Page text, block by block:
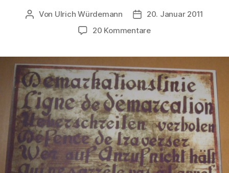
Beitragsautor
Von Ulrich Würdemann Beitragsdatum
20. Januar 2011
20 Kommentarezu
1940
–
1942